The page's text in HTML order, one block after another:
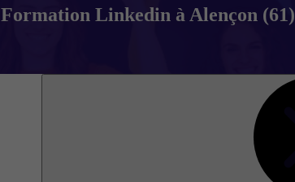
Formation Linkedin à Alençon (61)